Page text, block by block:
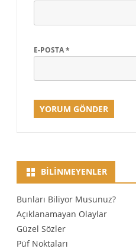
E-POSTA*
BILINMEYENLER
Bunları Biliyor Musunuz?
Açıklanamayan Olaylar
Güzel Sözler
Püf Noktaları